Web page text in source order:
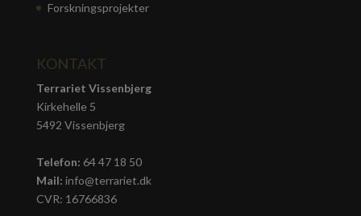
Forskningsprojekter
KONTAKT
Terrariet Vissenbjerg
Kirkehelle 5
5492 Vissenbjerg
Telefon: 64 47 18 50
Mail: info@terrariet.dk
CVR: 16766836